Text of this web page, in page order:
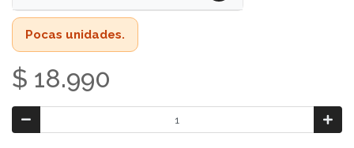
Pocas unidades.
$ 18.990